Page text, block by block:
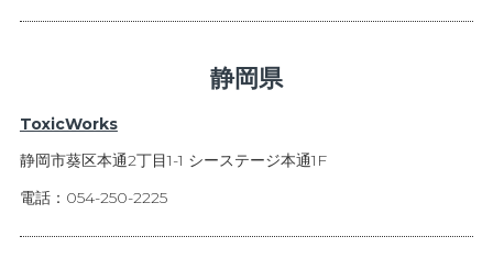
静岡県
ToxicWorks
静岡市葵区本通2丁目1-1 シーステージ本通1F
電話：054-250-2225